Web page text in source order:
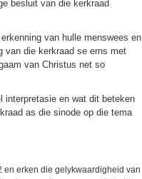
besluit van die kerkraad
van hulle menswees en
van die kerkraad se erns met
van Christus net so
interpretasie en wat dit beteken
as die sinode op die tema
erken die gelykwaardigheid van